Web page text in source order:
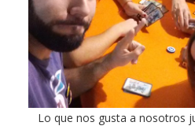
Lo que nos gusta a nosotros